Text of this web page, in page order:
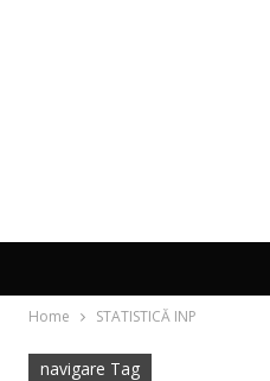
Home STATISTICĂ INP
navigare Tag